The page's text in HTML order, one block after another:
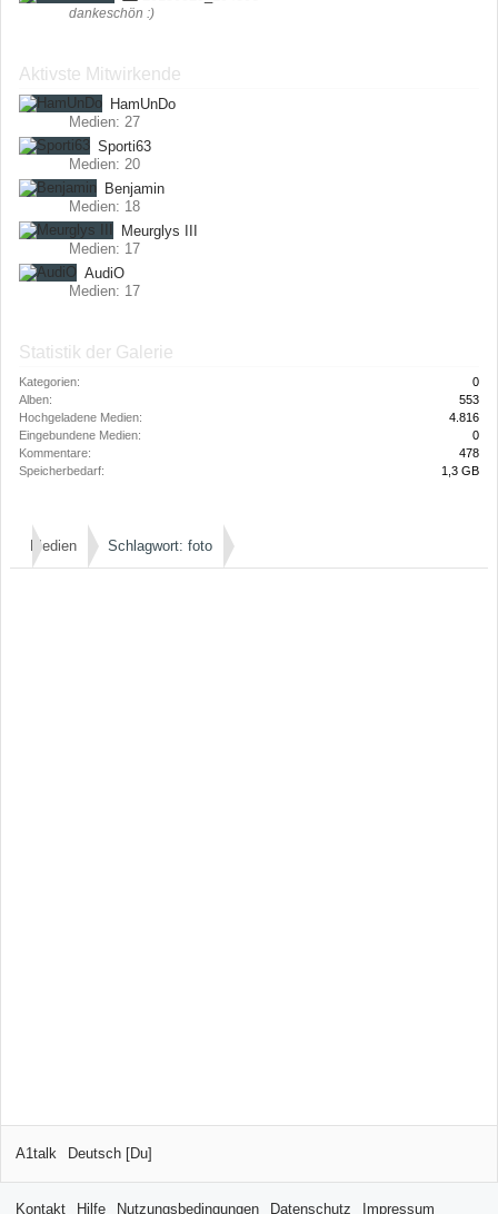
dankeschön :)
Aktivste Mitwirkende
HamUnDo
Medien: 27
Sporti63
Medien: 20
Benjamin
Medien: 18
Meurglys III
Medien: 17
AudiO
Medien: 17
Statistik der Galerie
Kategorien:
0
Alben:
553
Hochgeladene Medien:
4.816
Eingebundene Medien:
0
Kommentare:
478
Speicherbedarf:
1,3 GB
Medien Schlagwort: foto
A1talk Deutsch [Du]
Kontakt Hilfe Nutzungsbedingungen Datenschutz Impressum